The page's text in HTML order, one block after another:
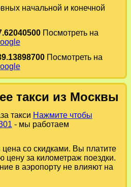
начальной и конечной
Посмотреть на
Посмотреть на
такси из Москвы
такси Нажмите чтобы
- мы работаем
со скидками. Вы платите
цену за километраж поездки.
в аэропорту не влияют на